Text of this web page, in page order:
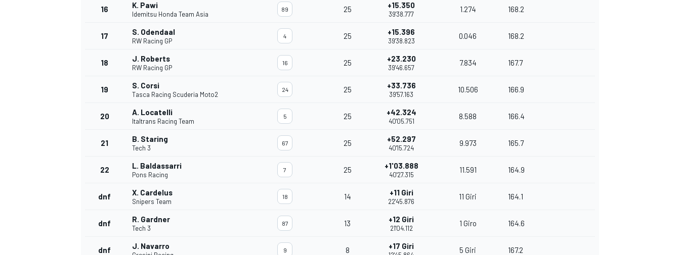
16 K. Pawi
Idemitsu Honda Team Asia
89 25 +15.350
39'38.777
1.274 168.2
17 S. Odendaal
RW Racing GP
4 25 +15.396
39'38.823
0.046 168.2
18 J. Roberts
RW Racing GP
16 25 +23.230
39'46.657
7.834 167.7
19 S. Corsi
Tasca Racing Scuderia Moto2
24 25 +33.736
39'57.163
10.506 166.9
20 A. Locatelli
Italtrans Racing Team
5 25 +42.324
40'05.751
8.588 166.4
21 B. Staring
Tech 3
67 25 +52.297
40'15.724
9.973 165.7
22 L. Baldassarri
Pons Racing
7 25 +1'03.888
40'27.315
11.591 164.9
dnf X. Cardelus
Snipers Team
18 14 +11 Giri
22'45.876
11 Giri 164.1
dnf R. Gardner
Tech 3
87 13 +12 Giri
21'04.112
1 Giro 164.6
dnf J. Navarro 9 8 +17 Giri 5 Giri 167.2